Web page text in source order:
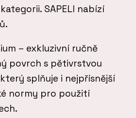
SAPELI nabízí
– exkluzivní ručně
povrch s pětivrstvou
splňuje i nejpřísnější
normy pro použití